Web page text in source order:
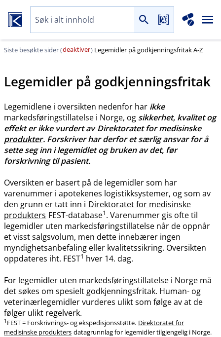
Siste besøkte sider (deaktiver) Legemidler på godkjenningsfritak A-Z
Legemidler på godkjenningsfritak
Legemidlene i oversikten nedenfor har ikke
markedsføringstillatelse i Norge, og sikkerhet, kvalitet og
effekt er ikke vurdert avDirektoratet for medisinske
produkter. Forskriver har derfor et særlig ansvar for å
sette seg inn i legemidlet og bruken av det, før
forskrivning til pasient.
Oversikten er basert på de legemidler som har
varenummer i apotekenes logistikksystemer, og som av
den grunn er tatt inn i Direktoratet for medisinske
produkters FEST-database1. Varenummer gis ofte til
legemidler uten markedsføringstillatelse når de oppnår
et visst salgsvolum, men dette innebærer ingen
myndighetsanbefaling eller kvalitetssikring. Oversikten
oppdateres iht. FEST1 hver 14. dag.
For legemidler uten markedsføringstillatelse i Norge må
det søkes om spesielt godkjenningsfritak. Human- og
veterinærlegemidler vurderes ulikt som følge av at de
følger ulikt regelverk.
1 FEST = Forskrivnings- og ekspedisjonsstøtte. Direktoratet for
medisinske produkters datagrunnlag for legemidler tilgjengelig i Norge.